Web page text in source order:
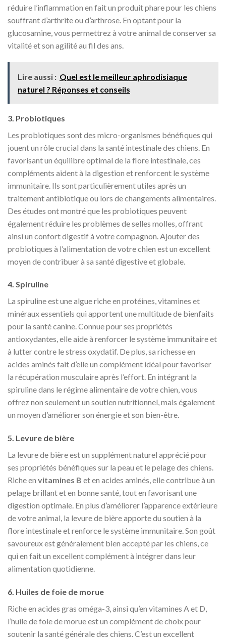
réduire l’inflammation en fait un produit phare pour les chiens
souffrant d’arthrite ou d’arthrose. En optant pour la
glucosamine, vous permettrez à votre animal de conserver sa
vitalité et son agilité au fil des ans.
Lire aussi : Quel est le meilleur aphrodisiaque
naturel ? Réponses et conseils
3. Probiotiques
Les probiotiques sont des micro-organismes bénéfiques qui
jouent un rôle crucial dans la santé intestinale des chiens. En
favorisant un équilibre optimal de la flore intestinale, ces
compléments aident à la digestion et renforcent le système
immunitaire. Ils sont particulièrement utiles après un
traitement antibiotique ou lors de changements alimentaires.
Des études ont montré que les probiotiques peuvent
également réduire les problèmes de selles molles, offrant
ainsi un confort digestif à votre compagnon. Ajouter des
probiotiques à l’alimentation de votre chien est un excellent
moyen de contribuer à sa santé digestive et globale.
4. Spiruline
La spiruline est une algue riche en protéines, vitamines et
minéraux essentiels qui apportent une multitude de bienfaits
pour la santé canine. Connue pour ses propriétés
antioxydantes, elle aide à renforcer le système immunitaire et
à lutter contre le stress oxydatif. De plus, sa richesse en
acides aminés fait d’elle un complément idéal pour favoriser
la récupération musculaire après l’effort. En intégrant la
spiruline dans le régime alimentaire de votre chien, vous
offrez non seulement un soutien nutritionnel, mais également
un moyen d’améliorer son énergie et son bien-être.
5. Levure de bière
La levure de bière est un supplément naturel apprécié pour
ses propriétés bénéfiques sur la peau et le pelage des chiens.
Riche en vitamines B et en acides aminés, elle contribue à un
pelage brillant et en bonne santé, tout en favorisant une
digestion optimale. En plus d’améliorer l’apparence extérieure
de votre animal, la levure de bière apporte du soutien à la
flore intestinale et renforce le système immunitaire. Son goût
savoureux est généralement bien accepté par les chiens, ce
qui en fait un excellent complément à intégrer dans leur
alimentation quotidienne.
6. Huiles de foie de morue
Riche en acides gras oméga-3, ainsi qu’en vitamines A et D,
l’huile de foie de morue est un complément de choix pour
soutenir la santé générale des chiens. C’est un excellent